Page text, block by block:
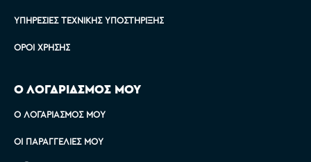
ΥΠΗΡΕΣΊΕΣ ΤΕΧΝΙΚΉΣ ΥΠΟΣΤΉΡΙΞΗΣ
ΌΡΟΙ ΧΡΉΣΗΣ
Ο ΛΟΓΑΡΙΑΣΜΟΣ ΜΟΥ
Ο ΛΟΓΑΡΙΑΣΜΌΣ ΜΟΥ
ΟΙ ΠΑΡΑΓΓΕΛΊΕΣ ΜΟΥ